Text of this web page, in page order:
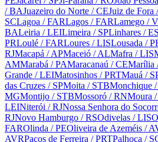
/ BAJuazeiro do Norte / CEJuiz de Fora
SCLagoa / FARLagos / FARLamego /
BALeiria / LEILimeira / SPLinhares / ES
PRLoulé / FARLoures / LISLousada /
RJMacapá / APMaceió / ALMafra / LIS
AMMarabá / PAMaracanaú / CEMarília
Grande / LEIMatosinhos / PRTMauá /
das Cruzes / SPMoita / STBMonchique
MGMontijo / STBMossoró / RNMoura
LEINiterói / RJNossa Senhora do
RJNovo Hamburgo / RSOdivelas / LIS
FAROlinda / PEOliveira de Azeméis /
AVRPaços de Ferreira / PRTPalhoça /